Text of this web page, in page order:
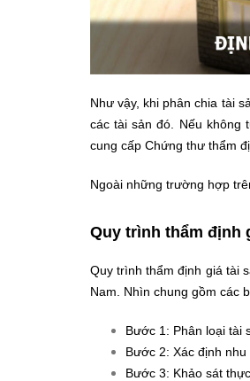
Như vậy, khi phân chia tài
các tài sản đó. Nếu không
cung cấp Chứng thư thẩm
Ngoài những trường hợp
Quy trình thẩm định
Quy trình thẩm định giá tài
Nam. Nhìn chung gồm các
Bước 1: Phân loại tài
Bước 2: Xác định nhu
Bước 3: Khảo sát